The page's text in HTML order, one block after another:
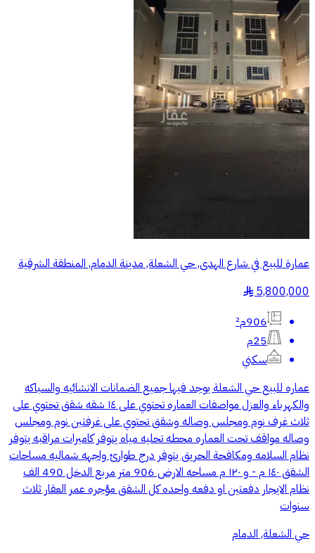
عمارة للبيع في شارع الهدى, حي الشعلة, مدينة الدمام, المنطقة الشرقية
5,800,000
§
906م²
25م
سكني
عماره للبيع حي الشعلة يوجد فيها جميع الضمانات الانشائيه والسباكه
والكهرباء والعزل مواصفات العماره تحتوي على ١٤ شقه شقق تحتوي على
ثلاث غرف نوم ومجلس وصاله وشقق تحتوي على غرفتين نوم ومجلس
وصاله مواقف تحت العماره محطه تحليه مياه يتوفر كاميرات مراقبه يتوفر
نظام السلامه ومكافحة الحريق يتوفر درج طوارئ واجهه شماليه مساحات
الشقق ١٤٠ م - و ١٢٠ م مساحه الارض 906 متر مربع الدخل 490 الف
نظام الايجار دفعتين او دفعه واحده كل الشقق مؤجره عمر العقار ثلاث
سنوات
حي الشعلة, الدمام